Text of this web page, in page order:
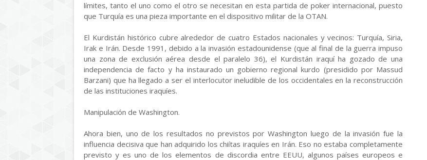
límites, tanto el uno como el otro se necesitan en esta partida de poker internacional, puesto
que Turquía es una pieza importante en el dispositivo militar de la OTAN.
El Kurdistán histórico cubre alrededor de cuatro Estados nacionales y vecinos: Turquía, Siria,
Irak e Irán. Desde 1991, debido a la invasión estadounidense (que al final de la guerra impuso
una zona de exclusión aérea desde el paralelo 36), el Kurdistán iraquí ha gozado de una
independencia de facto y ha instaurado un gobierno regional kurdo (presidido por Massud
Barzani) que ha llegado a ser el interlocutor ineludible de los occidentales en la reconstrucción
de las instituciones iraquíes.
Manipulación de Washington.
Ahora bien, uno de los resultados no previstos por Washington luego de la invasión fue la
influencia decisiva que han adquirido los chiítas iraquíes en Irán. Eso no estaba completamente
previsto y es uno de los elementos de discordia entre EEUU, algunos países europeos e